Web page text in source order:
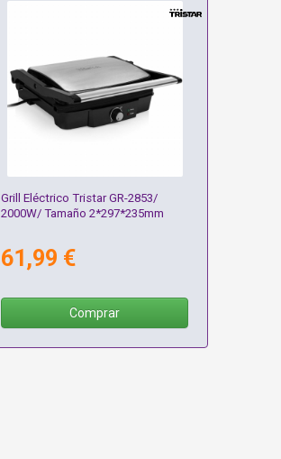
Grill Eléctrico Tristar GR-2853/
2000W/ Tamaño 2*297*235mm
61,99 €
Comprar